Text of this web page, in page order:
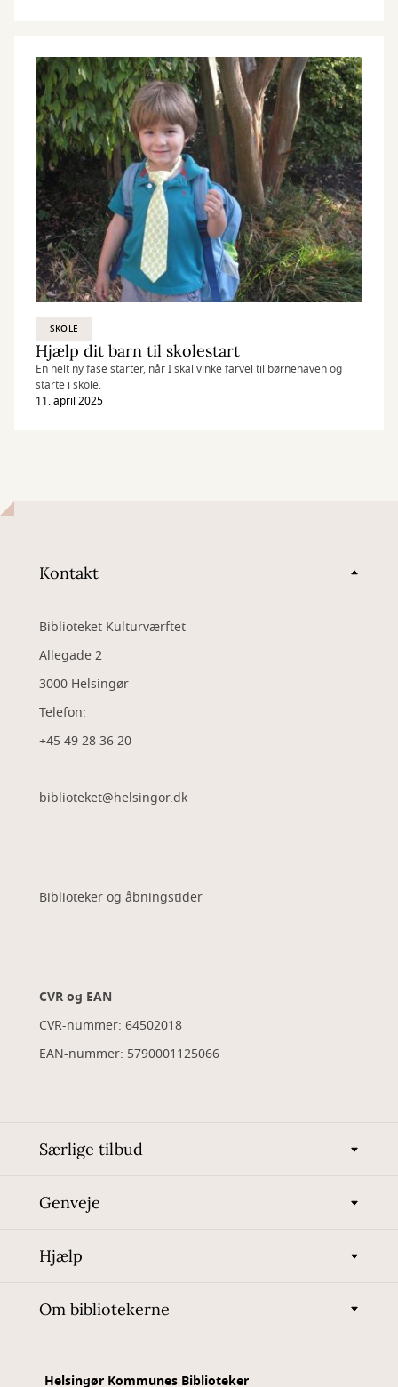
SKOLE
Hjælp dit barn til skolestart
En helt ny fase starter, når I skal vinke farvel til børnehaven og
starte i skole.
11. april 2025
Kontakt
Biblioteket Kulturværftet
Allegade 2
3000 Helsingør
Telefon:
+45 49 28 36 20
biblioteket@helsingor.dk
Biblioteker og åbningstider
CVR og EAN
CVR-nummer: 64502018
EAN-nummer: 5790001125066
Særlige tilbud
Genveje
Hjælp
Om bibliotekerne
Helsingør Kommunes Biblioteker